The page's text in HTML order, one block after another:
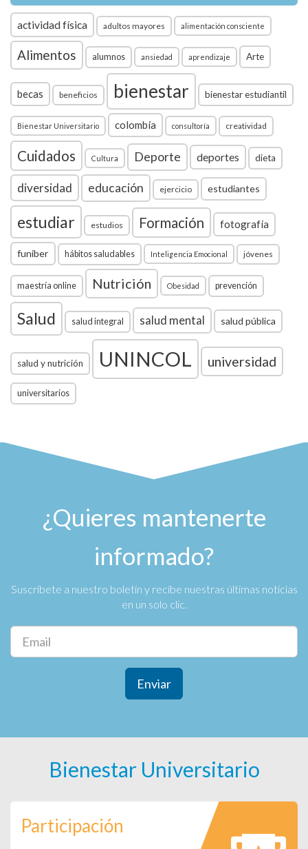
actividad física adultos mayores alimentación consciente
Alimentos alumnos ansiedad aprendizaje Arte
becas beneficios bienestar bienestar estudiantil
Bienestar Universitario colombia consultoría creatividad
Cuidados Cultura Deporte deportes dieta
diversidad educación ejercicio estudiantes
estudiar estudios Formación fotografía
funiber hábitos saludables Inteligencia Emocional jóvenes
maestría online Nutrición Obesidad prevención
Salud salud integral salud mental salud pública
salud y nutrición UNINCOL universidad
universitarios
¿Quieres mantenerte
informado?
Suscríbete a nuestro boletín y recibe nuestras últimas noticias
en un solo clic.
Enviar
Bienestar Universitario
Participación